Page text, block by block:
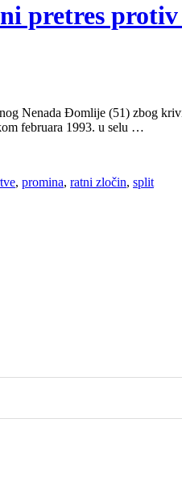
pretres
Nenada Đomlije (51) zbog
februara 1993. u selu …
, promina, ratni zločin, split